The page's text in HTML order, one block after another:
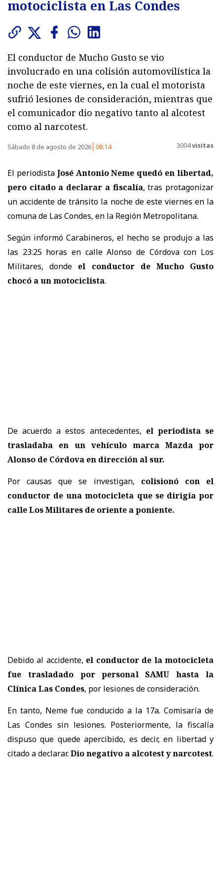
motociclista en Las Condes
El conductor de Mucho Gusto se vio
involucrado en una colisión automovilística la
noche de este viernes, en la cual el motorista
sufrió lesiones de consideración, mientras que
el comunicador dio negativo tanto al alcotest
como al narcotest.
Sábado 8 de agosto de 2026 08:14 3004visitas
El periodista José Antonio Neme quedó en libertad,
pero citado a declarar a fiscalía, tras protagonizar
un accidente de tránsito la noche de este viernes en la
comuna de Las Condes, en la Región Metropolitana.
Según informó Carabineros, el hecho se produjo a las
las 23:25 horas en calle Alonso de Córdova con Los
Militares, donde el conductor de Mucho Gusto
chocó a un motociclista.
De acuerdo a estos antecedentes, el periodista se
trasladaba en un vehículo marca Mazda por
Alonso de Córdova en dirección al sur.
Por causas que se investigan, colisionó con el
conductor de una motocicleta que se dirigía por
calle Los Militares de oriente a poniente.
Debido al accidente, el conductor de la motocicleta
fue trasladado por personal SAMU hasta la
Clínica Las Condes, por lesiones de consideración.
En tanto, Neme fue conducido a la 17a. Comisaría de
Las Condes sin lesiones. Posteriormente, la fiscalía
dispuso que quede apercibido, es decir, en libertad y
citado a declarar.Dio negativo a alcotest y narcotest.